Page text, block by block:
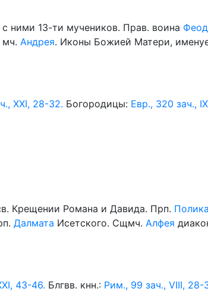
с ними 13-ти мучеников. Прав. воина
мч. Андрея. Иконы Божией Матери,
XXI, 28-32. Богородицы: Евр., 320 зач.,
Крещении Романа и Давида. Прп.
Далмата Исетского. Сщмч. Алфея
43-46. Блгвв. кнн.: Рим., 99 зач., VIII, 28-